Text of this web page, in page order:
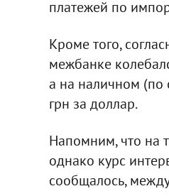
платежей по
Кроме того,
межбанке
а на наличном (по
грн за доллар.
Напомним, что на
однако курс
сообщалось,